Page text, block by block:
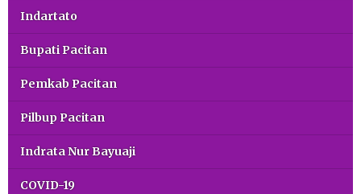
Indartato
Bupati Pacitan
Pemkab Pacitan
Pilbup Pacitan
Indrata Nur Bayuaji
COVID-19